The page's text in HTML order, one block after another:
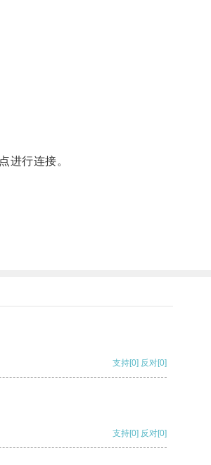
进行连接。
支持[0] 反对[0]
支持[0] 反对[0]